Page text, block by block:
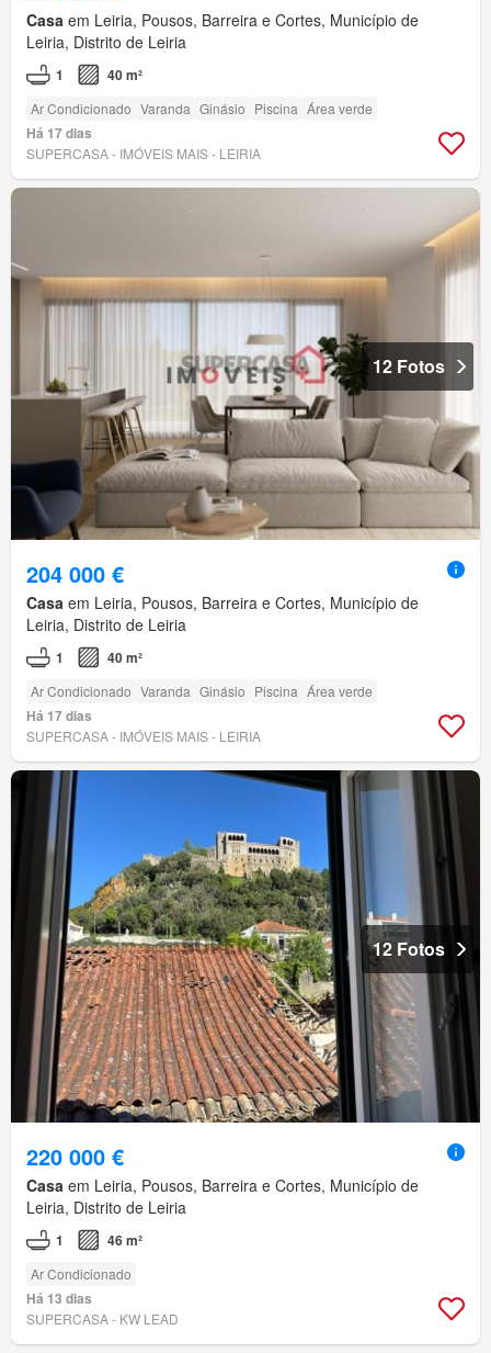
Casa em Leiria, Pousos, Barreira e Cortes, Município de
Leiria, Distrito de Leiria
1 40 m²
Ar Condicionado Varanda Ginásio Piscina Área verde
Há 17 dias
SUPERCASA - IMÓVEIS MAIS - LEIRIA
12 Fotos
204 000 €
Casa em Leiria, Pousos, Barreira e Cortes, Município de
Leiria, Distrito de Leiria
1 40 m²
Ar Condicionado Varanda Ginásio Piscina Área verde
Há 17 dias
SUPERCASA - IMÓVEIS MAIS - LEIRIA
12 Fotos
220 000 €
Casa em Leiria, Pousos, Barreira e Cortes, Município de
Leiria, Distrito de Leiria
1 46 m²
Ar Condicionado
Há 13 dias
SUPERCASA - KW LEAD